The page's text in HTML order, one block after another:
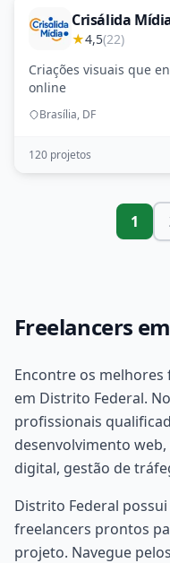
Crisálida
★4,5(22)
Criações visuais que
online
Brasília, DF
120 projetos
1
Freelancers
Encontre os melhores
em Distrito Federal.
profissionais
desenvolvimento
digital, gestão de
Distrito Federal
freelancers prontos
projeto. Navegue